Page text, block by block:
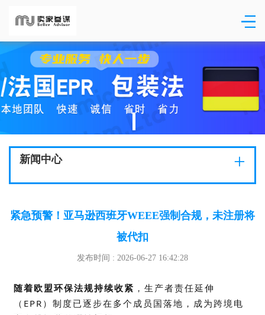
新闻中心 +
紧急预警！亚马逊西班牙WEEE强制合规，未注册将
被代扣
发布时间 : 2026-06-27 16:42:28
随着欧盟环保法规持续收紧 ， 生产者责任延伸
（EPR）制度已逐步在多个成员国落地，成为跨境电